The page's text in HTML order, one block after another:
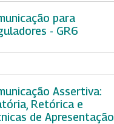
para
- GR6
Assertiva:
Retórica e
de Apresentação